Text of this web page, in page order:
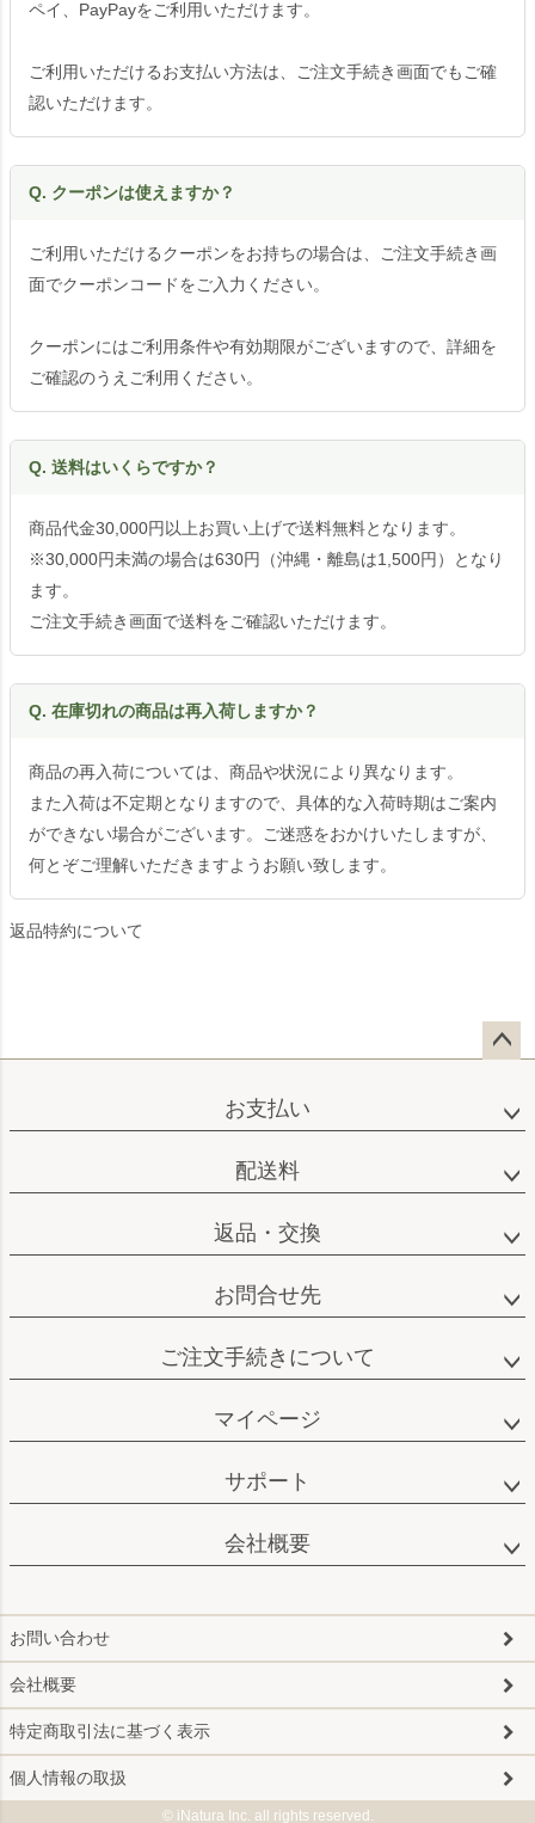
ペイ、PayPayをご利用いただけます。
ご利用いただけるお支払い方法は、ご注文手続き画面でもご確
認いただけます。
Q. クーポンは使えますか？
ご利用いただけるクーポンをお持ちの場合は、ご注文手続き画
面でクーポンコードをご入力ください。
クーポンにはご利用条件や有効期限がございますので、詳細を
ご確認のうえご利用ください。
Q. 送料はいくらですか？
商品代金30,000円以上お買い上げで送料無料となります。
※30,000円未満の場合は630円（沖縄・離島は1,500円）となり
ます。
ご注文手続き画面で送料をご確認いただけます。
Q. 在庫切れの商品は再入荷しますか？
商品の再入荷については、商品や状況により異なります。
また入荷は不定期となりますので、具体的な入荷時期はご案内
ができない場合がございます。ご迷惑をおかけいたしますが、
何とぞご理解いただきますようお願い致します。
返品特約について
ップ
お支払い
配送料
返品・交換
お問合せ先
ご注文手続きについて
マイページ
サポート
会社概要
お問い合わせ
会社概要
特定商取引法に基づく表示
個人情報の取扱
© iNatura Inc. all rights reserved.